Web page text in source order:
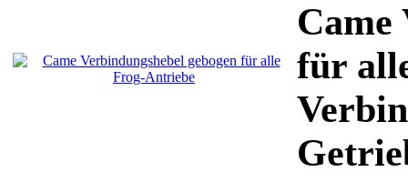
Came
für